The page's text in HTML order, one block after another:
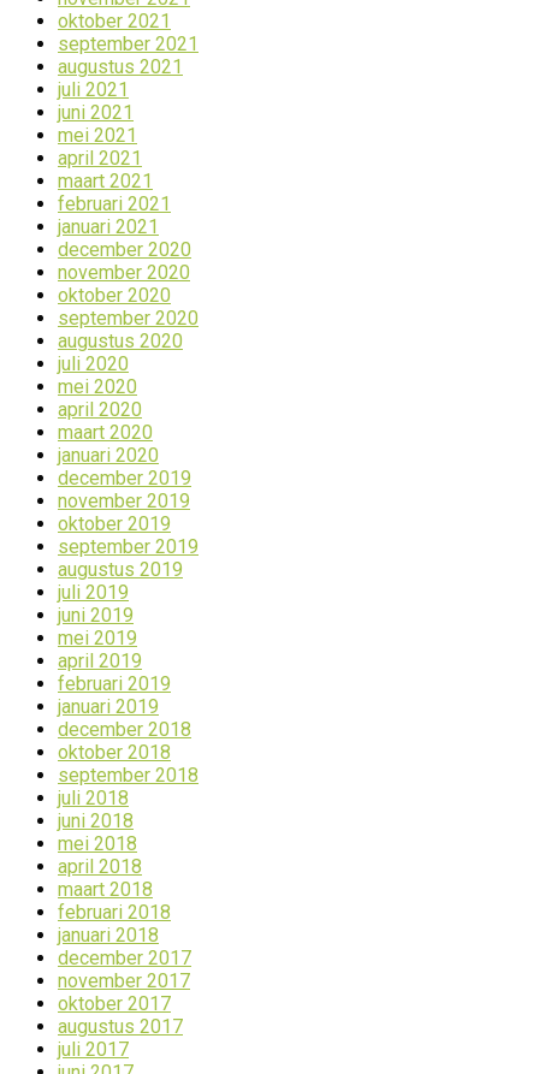
oktober 2021
september 2021
augustus 2021
juli 2021
juni 2021
mei 2021
april 2021
maart 2021
februari 2021
januari 2021
december 2020
november 2020
oktober 2020
september 2020
augustus 2020
juli 2020
mei 2020
april 2020
maart 2020
januari 2020
december 2019
november 2019
oktober 2019
september 2019
augustus 2019
juli 2019
juni 2019
mei 2019
april 2019
februari 2019
januari 2019
december 2018
oktober 2018
september 2018
juli 2018
juni 2018
mei 2018
april 2018
maart 2018
februari 2018
januari 2018
december 2017
november 2017
oktober 2017
augustus 2017
juli 2017